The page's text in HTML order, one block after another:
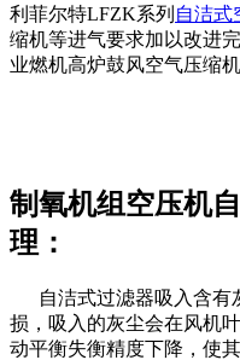
利菲尔特LFZK系列 自洁式
缩机等进气要求加以改进
业燃机高炉鼓风空气压缩
制氧机组空压机
理：
自洁式过滤器吸入含有
损，吸入的灰尘会在风机
动平衡失衡精度下降，使